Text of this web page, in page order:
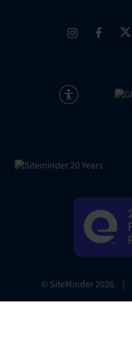
© SiteMinder2026 |